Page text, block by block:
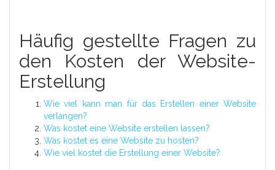
Häufig gestellte Fragen zu
den Kosten der Website-
Erstellung
Wie viel kann man für das Erstellen einer Website
verlangen?
Was kostet eine Website erstellen lassen?
Was kostet es eine Website zu hosten?
Wie viel kostet die Erstellung einer Website?